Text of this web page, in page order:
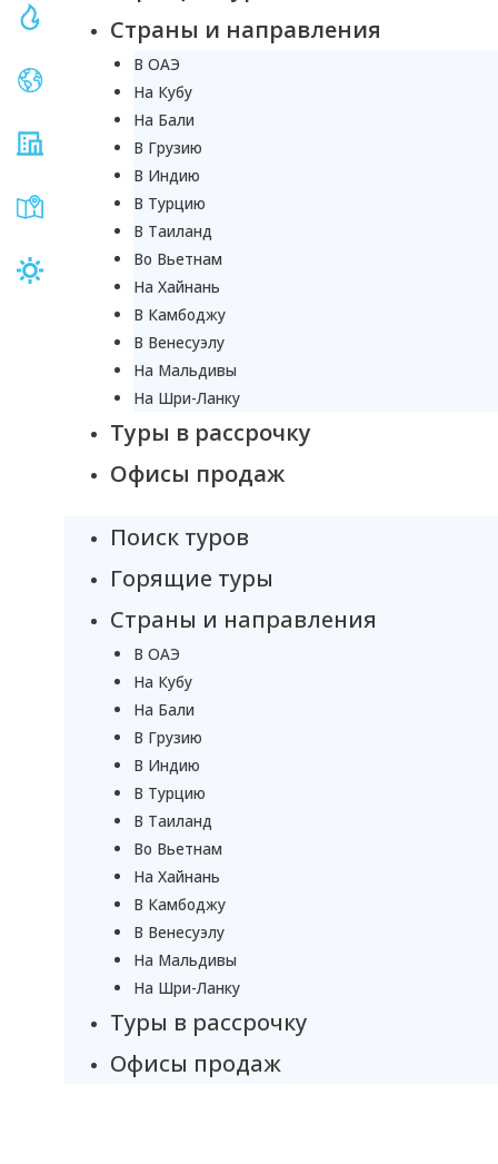
Страны и направления
В ОАЭ
На Кубу
На Бали
В Грузию
В Индию
В Турцию
В Таиланд
Во Вьетнам
На Хайнань
В Камбоджу
В Венесуэлу
На Мальдивы
На Шри-Ланку
Туры в рассрочку
Офисы продаж
Поиск туров
Горящие туры
Страны и направления
В ОАЭ
На Кубу
На Бали
В Грузию
В Индию
В Турцию
В Таиланд
Во Вьетнам
На Хайнань
В Камбоджу
В Венесуэлу
На Мальдивы
На Шри-Ланку
Туры в рассрочку
Офисы продаж